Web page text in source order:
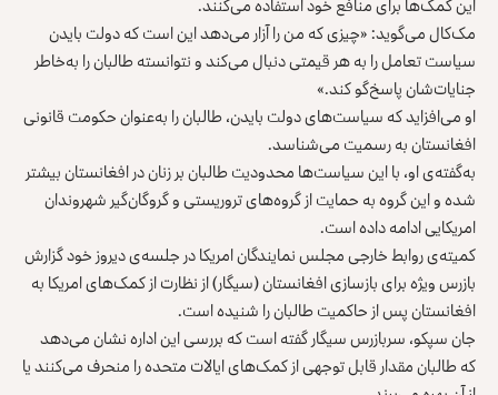
مک‌کال می‌گوید: «چیزی که من را آزار می‌دهد این است که دولت بایدن
سیاست تعامل را به هر قیمتی دنبال می‌کند و نتوانسته طالبان را به‌خاطر
جنایات‌شان پاسخ‌گو کند.»
او می‌افزاید که سیاست‌های دولت بایدن، طالبان را به‌عنوان حکومت قانونی
افغانستان به رسمیت می‌شناسد.
به‌گفته‌ی او، با این سیاست‌ها محدودیت‌ طالبان بر زنان در افغانستان بیشتر
شده و این گروه به حمایت از گروه‌های تروریستی و گروگان‌گیر شهروندان
امریکایی ادامه داده است.
کمیته‌ی روابط خارجی مجلس نمایندگان امریکا در جلسه‌ی دیروز خود گزارش
بازرس ویژه برای بازسازی افغانستان (سیگار) از نظارت از کمک‌های امریکا به
افغانستان پس از حاکمیت طالبان را شنیده است.
جان سپکو، سربازرس سیگار گفته است که بررسی این اداره نشان می‌دهد
که طالبان مقدار قابل توجهی از کمک‌های ایالات متحده را منحرف می‌کنند یا